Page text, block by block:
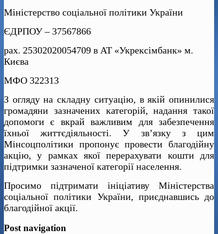
Міністерство соціальної політики України
ЄДРПОУ – 37567866
рах. 25302020054709 в АТ «Укрексімбанк» м.
Києва
МФО 322313
З огляду на складну ситуацію, в якій опинилися
громадяни зазначених категорій, надання такої
допомоги є вкрай важливим для забезпечення
їхньої життєдіяльності. У зв’язку з цим
Мінсоцполітики пропонує провести благодійну
акцію, у рамках якої перерахувати кошти для
підтримки зазначеної категорії населення.
Просимо підтримати ініціативу Міністерства
соціальної політики України, приєднавшись до
благодійної акції.
Post navigation